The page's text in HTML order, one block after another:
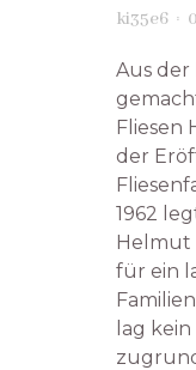
ki35e6
Aus
Fliesen
der
1962
Helmut
für ein
lag